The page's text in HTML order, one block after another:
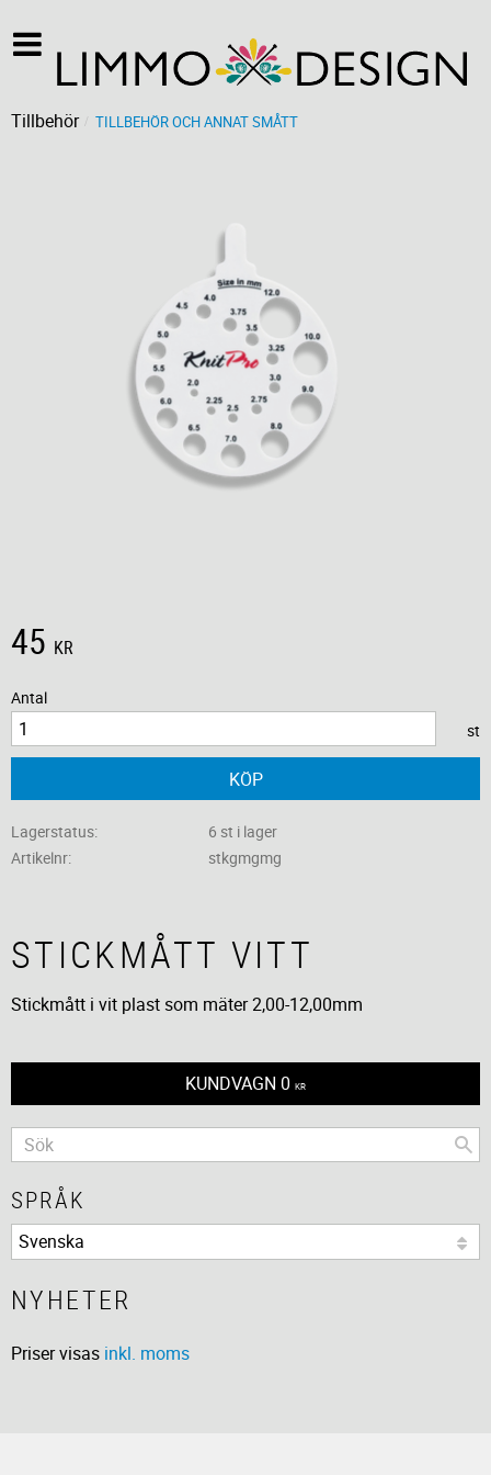
Tillbehör TILLBEHÖR OCH ANNAT SMÅTT
45 KR
Antal
st
KÖP
Lagerstatus
6 st i lager
Artikelnr
stkgmgmg
STICKMÅTT VITT
Stickmått i vit plast som mäter 2,00-12,00mm
KUNDVAGN 0 KR
SPRÅK
NYHETER
Priser visas inkl. moms